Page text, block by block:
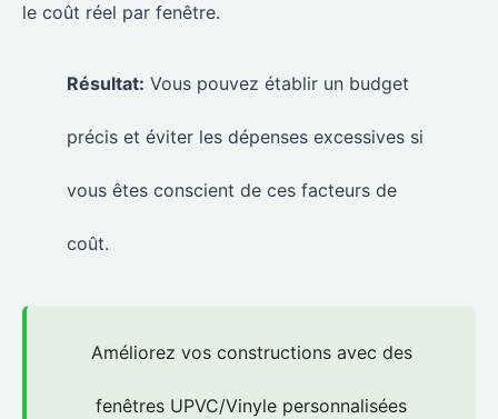
le coût réel par fenêtre.
Résultat: Vous pouvez établir un budget
précis et éviter les dépenses excessives si
vous êtes conscient de ces facteurs de
coût.
Améliorez vos constructions avec des
fenêtres UPVC/Vinyle personnalisées